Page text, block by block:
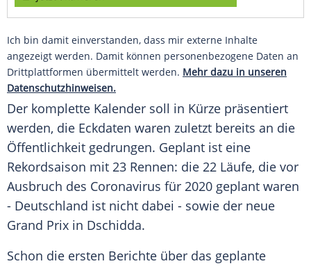
Ich bin damit einverstanden, dass mir externe Inhalte
angezeigt werden. Damit können personenbezogene Daten an
Drittplattformen übermittelt werden. Mehr dazu in unseren
Datenschutzhinweisen.
Der komplette Kalender soll in Kürze präsentiert
werden, die Eckdaten waren zuletzt bereits an die
Öffentlichkeit gedrungen. Geplant ist eine
Rekordsaison mit 23 Rennen: die 22 Läufe, die vor
Ausbruch des Coronavirus für 2020 geplant waren
- Deutschland ist nicht dabei - sowie der neue
Grand Prix in Dschidda.
Schon die ersten Berichte über das geplante